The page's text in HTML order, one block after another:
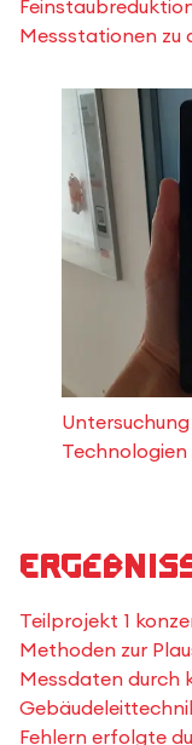
Messstationen zu
Teilprojekt 1
Methoden zur
Messdaten durch
Fehlern erfolgte